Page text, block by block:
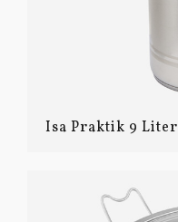
Isa Praktik 9 Liter